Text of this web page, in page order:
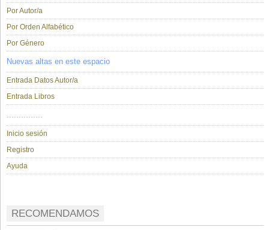
Por Autor/a
Por Orden Alfabético
Por Género
Nuevas altas en este espacio
Entrada Datos Autor/a
Entrada Libros
...............
Inicio sesión
Registro
Ayuda
RECOMENDAMOS